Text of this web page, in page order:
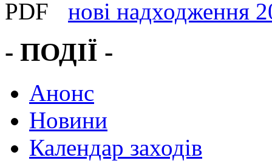
нові надходження
- ПОДІЇ -
Анонс
Новини
Календар заходів